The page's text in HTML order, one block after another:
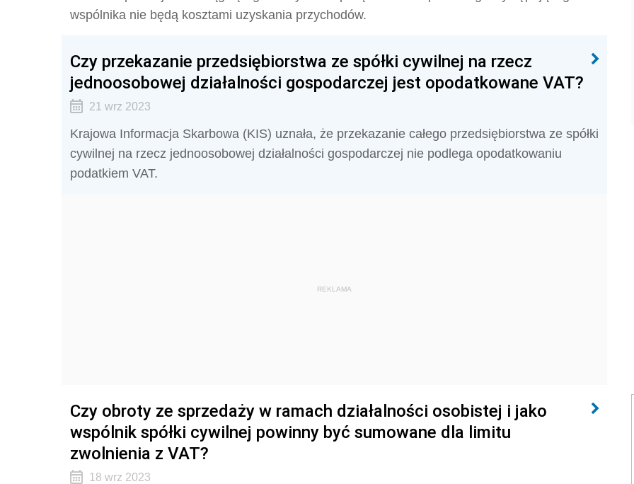
wspólnika nie będą kosztami uzyskania przychodów.
Czy przekazanie przedsiębiorstwa ze spółki cywilnej na rzecz
jednoosobowej działalności gospodarczej jest opodatkowane VAT?
21 wrz 2023
Krajowa Informacja Skarbowa (KIS) uznała, że przekazanie całego przedsiębiorstwa ze spółki
cywilnej na rzecz jednoosobowej działalności gospodarczej nie podlega opodatkowaniu
podatkiem VAT.
REKLAMA
Czy obroty ze sprzedaży w ramach działalności osobistej i jako
wspólnik spółki cywilnej powinny być sumowane dla limitu
zwolnienia z VAT?
18 wrz 2023